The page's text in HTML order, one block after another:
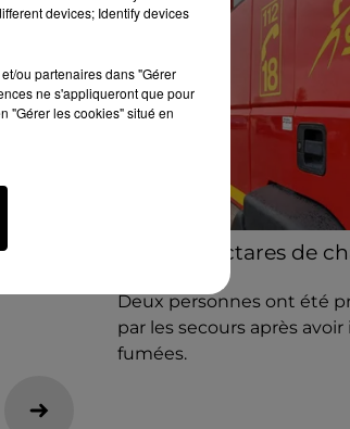
Quinze hectares de
Deux personnes ont été
par les secours après
fumées.
devices; Identify devices
ou partenaires dans "Gérer
ne s'appliqueront que pour
"Gérer les cookies" situé en